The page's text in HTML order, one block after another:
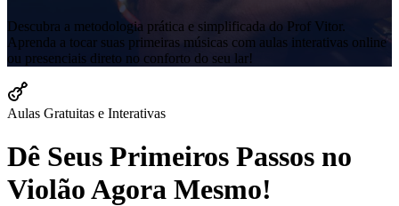
Descubra a metodologia prática e simplificada do Prof Vitor.
Aprenda a tocar suas primeiras músicas com aulas interativas online
ou presenciais direto no conforto do seu lar!
Aulas Gratuitas e Interativas
Dê Seus Primeiros Passos no
Violão Agora Mesmo!